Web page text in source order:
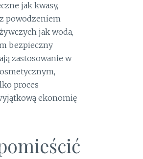
jak kwasy,
powodzeniem
jak woda,
bezpieczny
zastosowanie w
proces
ekonomię